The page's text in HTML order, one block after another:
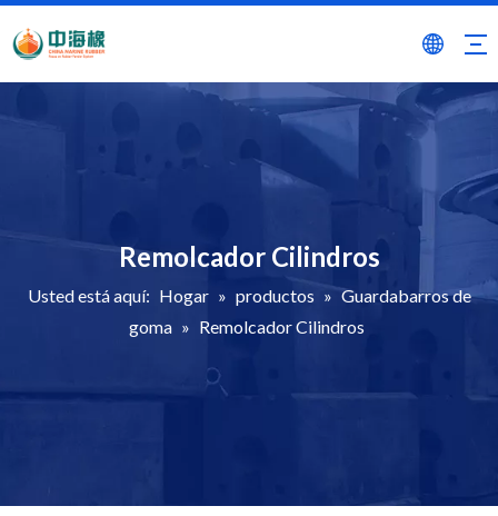
Remolcador Cilindros
Usted está aquí: Hogar » productos » Guardabarros de
goma » Remolcador Cilindros